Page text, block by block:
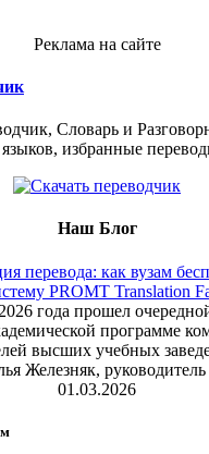
Реклама на сайте
Словарь и
избранные
Наш Блог
перевода: как вузам
PROMT Translation
года прошел
программе
высших учебных
Железняк,
01.03.2026